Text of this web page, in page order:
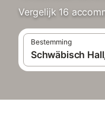
Vergelijk 16
Bestemming